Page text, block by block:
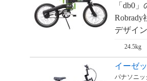
「db0
デザイ
24.5kg
イーゼ
パナソニッ